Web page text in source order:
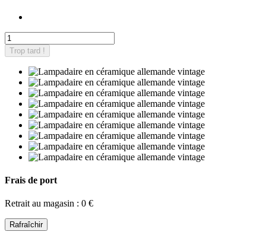
Trop tard !
Frais de port
Retrait au magasin : 0 €